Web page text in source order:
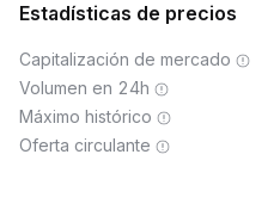
Estadísticas de precios
Capitalización de mercado
Volumen en 24h
Máximo histórico
Oferta circulante